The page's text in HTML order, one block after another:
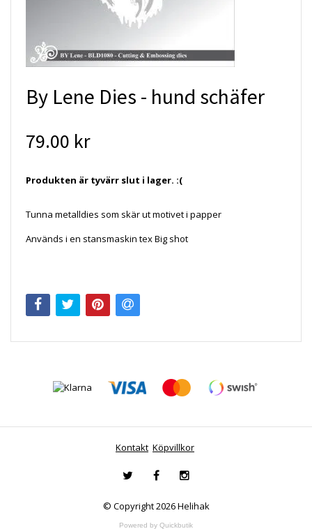
By Lene Dies - hund schäfer
79.00 kr
Produkten är tyvärr slut i lager. :(
Tunna metalldies som skär ut motivet i papper
Används i en stansmaskin tex Big shot
Kontakt Köpvillkor
© Copyright 2026 Helihak
Powered by Quickbutik